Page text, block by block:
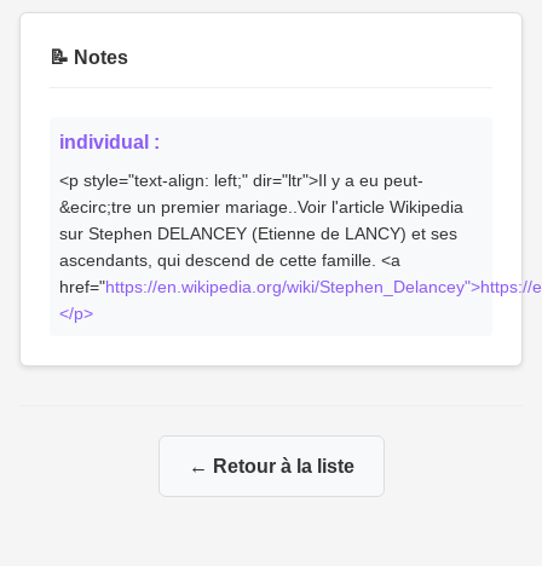
📝 Notes
individual :
<p style="text-align: left;" dir="ltr">Il y a eu peut-
&ecirc;tre un premier mariage..Voir l'article Wikipedia
sur Stephen DELANCEY (Etienne de LANCY) et ses
ascendants, qui descend de cette famille. <a
href="https://en.wikipedia.org/wiki/
</p>
← Retour à la liste